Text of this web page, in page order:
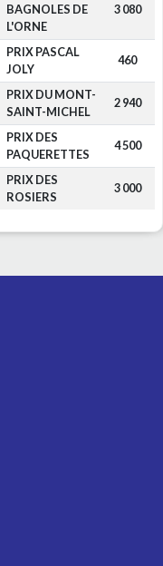
BAGNOLES DE
L'ORNE
3 080
PRIX PASCAL
JOLY
460
PRIX DU MONT-
SAINT-MICHEL
2 940
PRIX DES
PAQUERETTES
4 500
PRIX DES
ROSIERS
3 000